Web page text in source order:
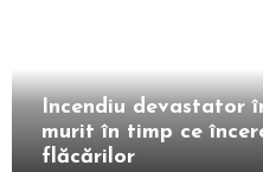
Incendiu devastator
murit în timp ce
flăcărilor